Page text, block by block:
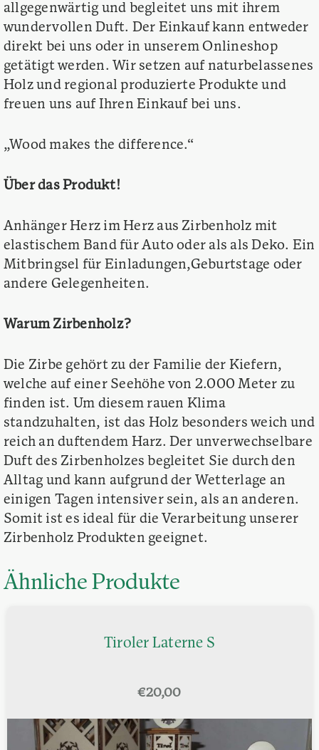
allgegenwärtig und begleitet uns mit ihrem
wundervollen Duft. Der Einkauf kann entweder
direkt bei uns oder in unserem Onlineshop
getätigt werden. Wir setzen auf naturbelassenes
Holz und regional produzierte Produkte und
freuen uns auf Ihren Einkauf bei uns.
„Wood makes the difference.“
Über das Produkt!
Anhänger Herz im Herz aus Zirbenholz mit
elastischem Band für Auto oder als als Deko. Ein
Mitbringsel für Einladungen,Geburtstage oder
andere Gelegenheiten.
Warum Zirbenholz?
Die Zirbe gehört zu der Familie der Kiefern,
welche auf einer Seehöhe von 2.000 Meter zu
finden ist. Um diesem rauen Klima
standzuhalten, ist das Holz besonders weich und
reich an duftendem Harz. Der unverwechselbare
Duft des Zirbenholzes begleitet Sie durch den
Alltag und kann aufgrund der Wetterlage an
einigen Tagen intensiver sein, als an anderen.
Somit ist es ideal für die Verarbeitung unserer
Zirbenholz Produkten geeignet.
Ähnliche Produkte
Tiroler Laterne S
€20,00